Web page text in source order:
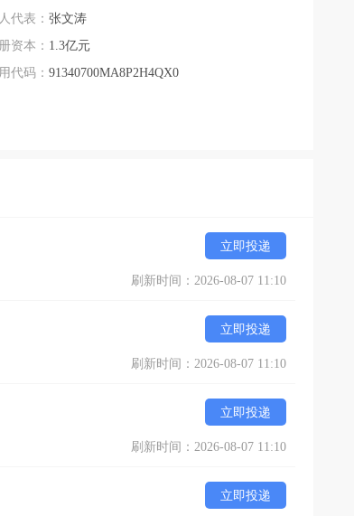
代表： 张文涛
资本： 1.3亿元
代码： 91340700MA8P2H4QX0
立即投递
刷新时间：2026-08-07 11:10
立即投递
刷新时间：2026-08-07 11:10
立即投递
刷新时间：2026-08-07 11:10
立即投递